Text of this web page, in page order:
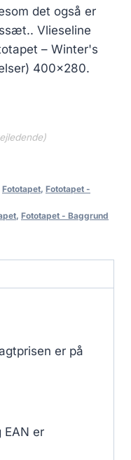
det også er
Vlieseline
– Winter's
400×280.
Fototapet, Fototapet -
, Fototapet - Baggrund
er på
EAN er